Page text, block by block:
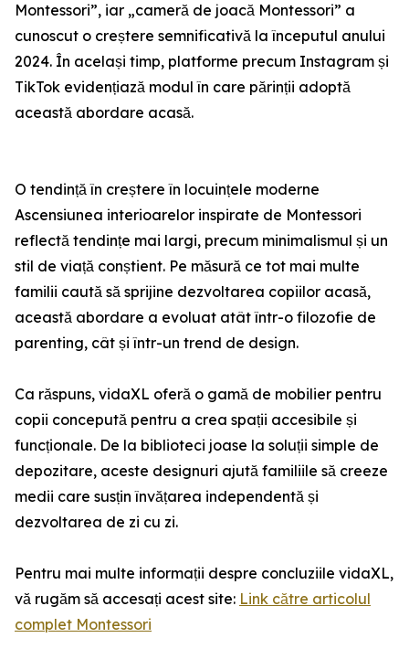
Montessori”, iar „cameră de joacă Montessori” a
cunoscut o creștere semnificativă la începutul anului
2024. În același timp, platforme precum Instagram și
TikTok evidențiază modul în care părinții adoptă
această abordare acasă.
O tendință în creștere în locuințele moderne
Ascensiunea interioarelor inspirate de Montessori
reflectă tendințe mai largi, precum minimalismul și un
stil de viață conștient. Pe măsură ce tot mai multe
familii caută să sprijine dezvoltarea copiilor acasă,
această abordare a evoluat atât într-o filozofie de
parenting, cât și într-un trend de design.
Ca răspuns, vidaXL oferă o gamă de mobilier pentru
copii concepută pentru a crea spații accesibile și
funcționale. De la biblioteci joase la soluții simple de
depozitare, aceste designuri ajută familiile să creeze
medii care susțin învățarea independentă și
dezvoltarea de zi cu zi.
Pentru mai multe informații despre concluziile vidaXL,
vă rugăm să accesați acest site: Link către articolul
complet Montessori